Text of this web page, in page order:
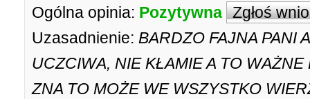
Ogólna opinia: Pozytywna Zgłoś
Uzasadnienie: BARDZO FAJNA PANI
UCZCIWA, NIE KŁAMIE A TO
ZNA TO MOŻE WE WSZYSTKO